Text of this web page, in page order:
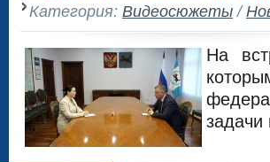
Категория: Видеосюжеты/
На
задачи